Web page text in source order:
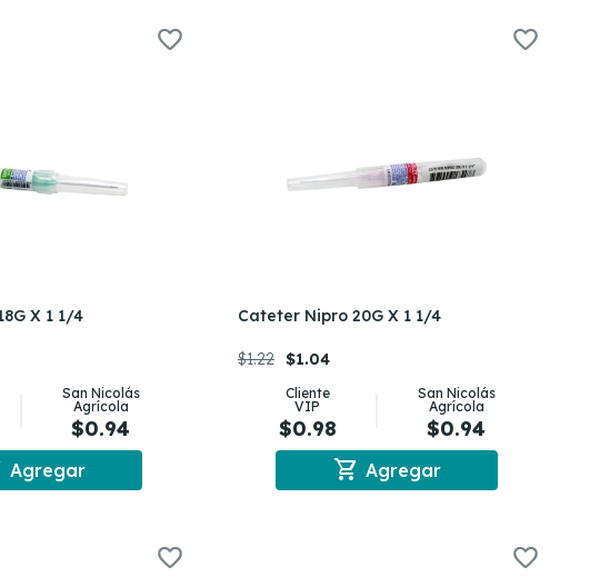
X 1 1/4
San Nicolás
Agrícola
$0.94
Agregar
Cateter Nipro 20G X 1 1/4
$1.22 $1.04
Cliente
VIP
$0.98
San Nicolás
Agrícola
$0.94
shopping_cart Agregar